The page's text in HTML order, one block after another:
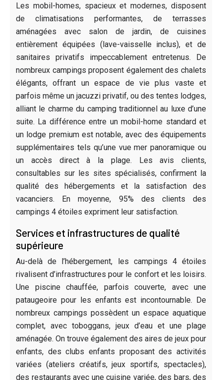
Les mobil-homes, spacieux et modernes, disposent
de climatisations performantes, de terrasses
aménagées avec salon de jardin, de cuisines
entièrement équipées (lave-vaisselle inclus), et de
sanitaires privatifs impeccablement entretenus. De
nombreux campings proposent également des chalets
élégants, offrant un espace de vie plus vaste et
parfois même un jacuzzi privatif, ou des tentes lodges,
alliant le charme du camping traditionnel au luxe d’une
suite. La différence entre un mobil-home standard et
un lodge premium est notable, avec des équipements
supplémentaires tels qu’une vue mer panoramique ou
un accès direct à la plage. Les avis clients,
consultables sur les sites spécialisés, confirment la
qualité des hébergements et la satisfaction des
vacanciers. En moyenne, 95% des clients des
campings 4 étoiles expriment leur satisfaction.
Services et infrastructures de qualité
supérieure
Au-delà de l’hébergement, les campings 4 étoiles
rivalisent d’infrastructures pour le confort et les loisirs.
Une piscine chauffée, parfois couverte, avec une
pataugeoire pour les enfants est incontournable. De
nombreux campings possèdent un espace aquatique
complet, avec toboggans, jeux d’eau et une plage
aménagée. On trouve également des aires de jeux pour
enfants, des clubs enfants proposant des activités
variées (ateliers créatifs, jeux sportifs, spectacles),
des restaurants avec une cuisine variée, des bars, des